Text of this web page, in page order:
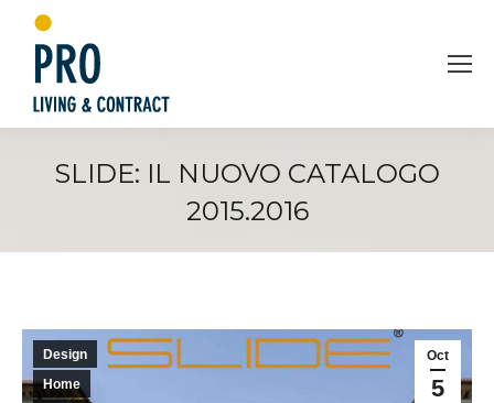
SLIDE: IL NUOVO CATALOGO
2015.2016
Oct
5
Design
Home